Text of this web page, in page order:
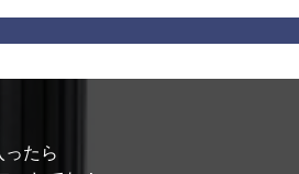
ったら